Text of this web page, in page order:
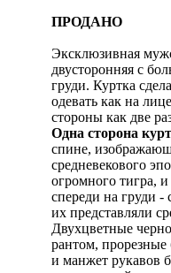
ПРОДАНО
Эксклюзивная
двусторонняя с
груди. Куртка
одевать как на
стороны как две
Одна сторона
спине,
средневекового
огромного тигра,
спереди на груди
их представляли
Двухцветные
рантом,
и манжет рукавов